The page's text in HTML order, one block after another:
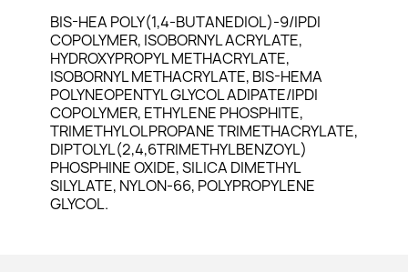
BIS-HEA POLY(1,4-BUTANEDIOL)-9/IPDI
COPOLYMER, ISOBORNYL ACRYLATE,
HYDROXYPROPYL METHACRYLATE,
ISOBORNYL METHACRYLATE, BIS-HEMA
POLYNEOPENTYL GLYCOL ADIPATE/IPDI
COPOLYMER, ETHYLENE PHOSPHITE,
TRIMETHYLOLPROPANE TRIMETHACRYLATE,
DIPTOLYL(2,4,6TRIMETHYLBENZOYL)
PHOSPHINE OXIDE, SILICA DIMETHYL
SILYLATE, NYLON-66, POLYPROPYLENE
GLYCOL.